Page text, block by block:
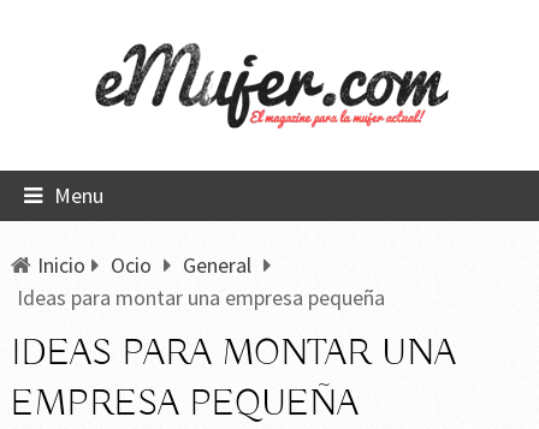
Menu
Inicio Ocio
General
Ideas para montar una empresa pequeña
IDEAS PARA MONTAR UNA
EMPRESA PEQUEÑA